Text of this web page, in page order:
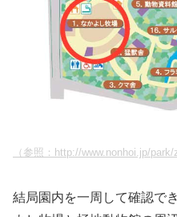
（参照：http://www.nonhoi.jp/park/
結局園内を一周して確認で